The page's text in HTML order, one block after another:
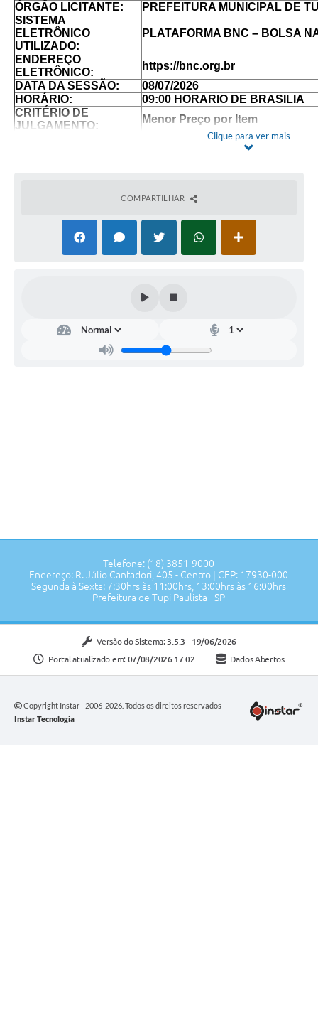
ÓRGÃO LICITANTE:
PREFEITURA MUNICIPAL DE
SISTEMA
ELETRÔNICO
UTILIZADO:
PLATAFORMA BNC – BOLSA
ENDEREÇO
ELETRÔNICO:
https://bnc.org.br
DATA DA SESSÃO:
08/07/2026
HORÁRIO:
09:00 HORARIO DE BRASILIA
CRITÉRIO DE
JULGAMENTO:
Menor Preço por Item
Quantidade minima
TIPO DE ORÇAMENTO SIGILOSO
DO EDITAL
www.tupipaulista.sp.gov.br
PUBLICAÇÃO
Edital publicado no Diário
PNCP, e site oficial
Clique para ver mais
COMPARTILHAR
Telefone: (18) 3851-9000
Endereço: R. Júlio Cantadori, 405 - Centro | CEP: 17930-000
Segunda à Sexta: 7:30hrs às 11:00hrs, 13:00hrs às 16:00hrs
Prefeitura de Tupi Paulista - SP
Versão do Sistema: 3.5.3 - 19/06/2026
Portal atualizado em: 07/08/2026 17:02 Dados Abertos
Copyright Instar - 2006-2026. Todos os direitos reservados -
Instar Tecnologia